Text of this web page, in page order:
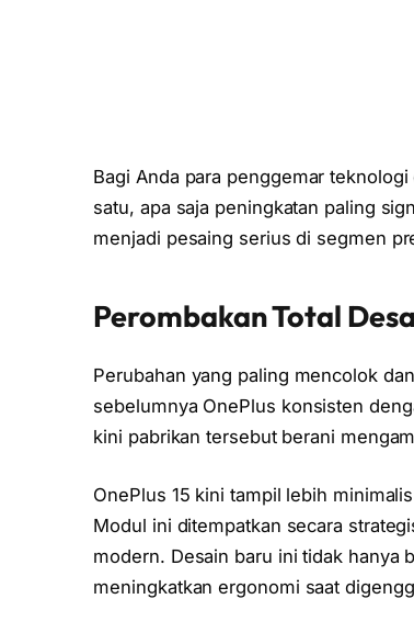
Bagi Anda para penggemar
satu, apa saja peningkatan paling
menjadi pesaing serius di segmen
Perombakan Total
Perubahan yang paling mencolok
sebelumnya OnePlus konsisten
kini pabrikan tersebut berani
OnePlus 15 kini tampil lebih
Modul ini ditempatkan secara
modern. Desain baru ini tidak hanya
meningkatkan ergonomi saat